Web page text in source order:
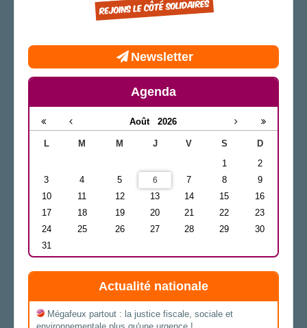
Newsletter
Agenda
Août 2026
L M M J V S
D
1
2
3
4 5 6 7 8
9
10
11 12 13 14 15
16
17
18 19 20 21 22
23
24
25 26 27 28 29
30
31
Actualité nationale
Mégafeux partout : la justice fiscale, sociale et